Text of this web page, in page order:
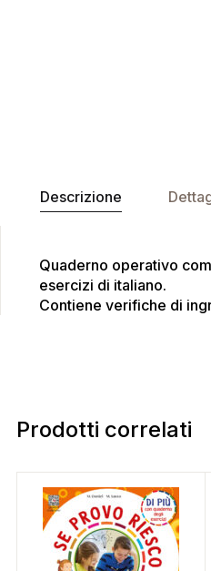
Descrizione
Quaderno operativo
esercizi di italiano.
Contiene verifiche di
Prodotti correlati